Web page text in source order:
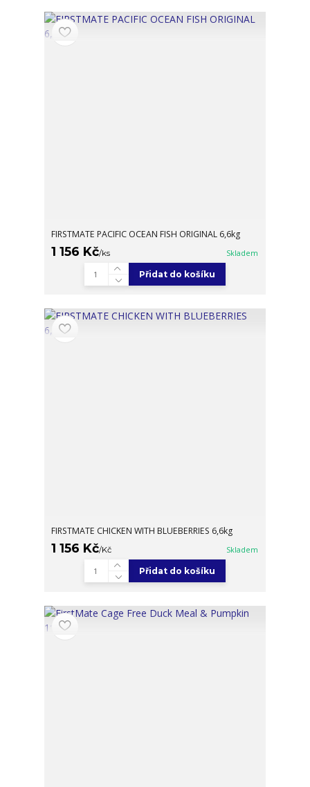
FIRSTMATE PACIFIC OCEAN FISH ORIGINAL 6,6kg
1 156 Kč/ks Skladem
Přidat do košíku
FIRSTMATE CHICKEN WITH BLUEBERRIES 6,6kg
1 156 Kč/Kč Skladem
Přidat do košíku